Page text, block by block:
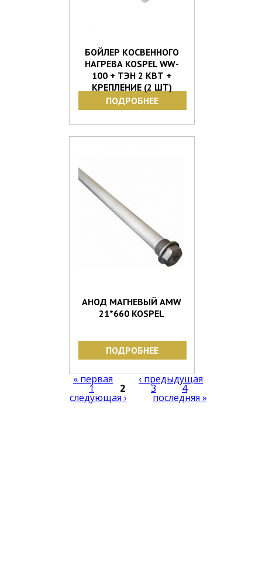
БОЙЛЕР КОСВЕННОГО
НАГРЕВА KOSPEL WW-
100 + ТЭН 2 КВТ +
КРЕПЛЕНИЕ (2 ШТ)
ПОДРОБНЕЕ
АНОД МАГНЕВЫЙ AMW
21*660 KOSPEL
ПОДРОБНЕЕ
Страницы
« первая ‹ предыдущая
1 2 3 4
следующая › последняя »